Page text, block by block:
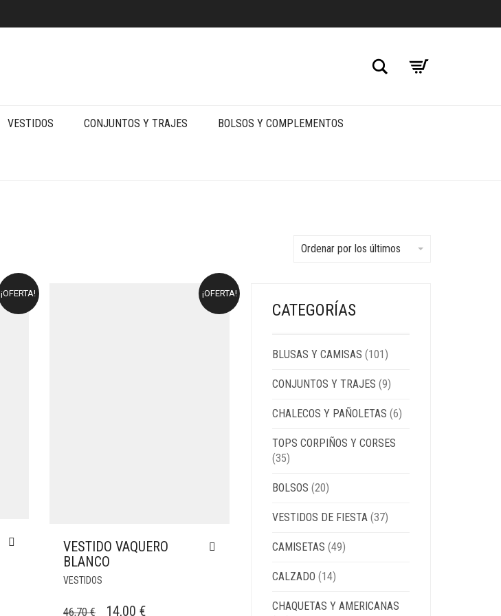
Buscar
VESTIDOS CONJUNTOS Y TRAJES BOLSOS Y COMPLEMENTOS
Ordenar por los últimos
¡OFERTA! ¡OFERTA!
VESTIDO VAQUERO
BLANCO
VESTIDOS
46,70€
EL
14,00 €EL
CATEGORÍAS
BLUSAS Y CAMISAS (101)
CONJUNTOS Y TRAJES (9)
CHALECOS Y PAÑOLETAS (6)
TOPS CORPIÑOS Y CORSES
(35)
BOLSOS (20)
VESTIDOS DE FIESTA (37)
CAMISETAS (49)
CALZADO (14)
CHAQUETAS Y AMERICANAS